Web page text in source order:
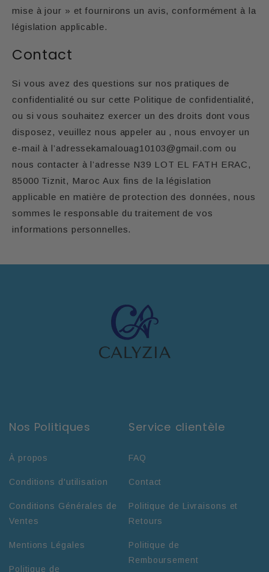
mise à jour » et fournirons un avis, conformément à la
législation applicable.
Contact
Si vous avez des questions sur nos pratiques de
confidentialité ou sur cette Politique de confidentialité,
ou si vous souhaitez exercer un des droits dont vous
disposez, veuillez nous appeler au , nous envoyer un
e-mail à l’adressekamalouag10103@gmail.com ou
nous contacter à l’adresse N39 LOT EL FATH ERAC,
85000 Tiznit, Maroc Aux fins de la législation
applicable en matière de protection des données, nous
sommes le responsable du traitement de vos
informations personnelles.
Nos Politiques
À propos
Conditions d'utilisation
Conditions Générales de
Ventes
Mentions Légales
Politique de
Service clientèle
FAQ
Contact
Politique de Livraisons et
Retours
Politique de
Remboursement